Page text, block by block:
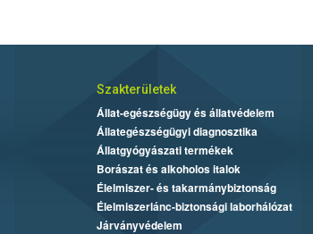
Szakterületek
Állat-egészségügy és állatvédelem
Állategészségügyi diagnosztika
Állatgyógyászati termékek
Borászat és alkoholos italok
Élelmiszer- és takarmánybiztonság
Élelmiszerlánc-biztonsági laborhálózat
Járványvédelem